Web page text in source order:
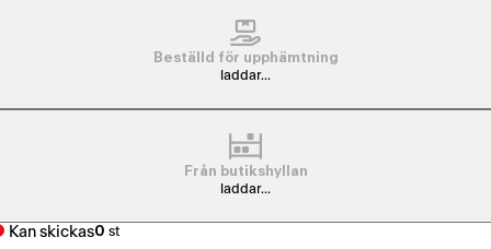
Beställd för upphämtning
laddar...
Från butikshyllan
laddar...
Kan skickas0 st